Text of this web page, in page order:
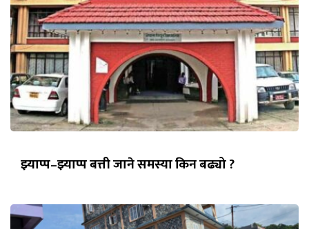
झ्याप्प–झ्याप्प बत्ती जाने समस्या किन बढ्यो ?